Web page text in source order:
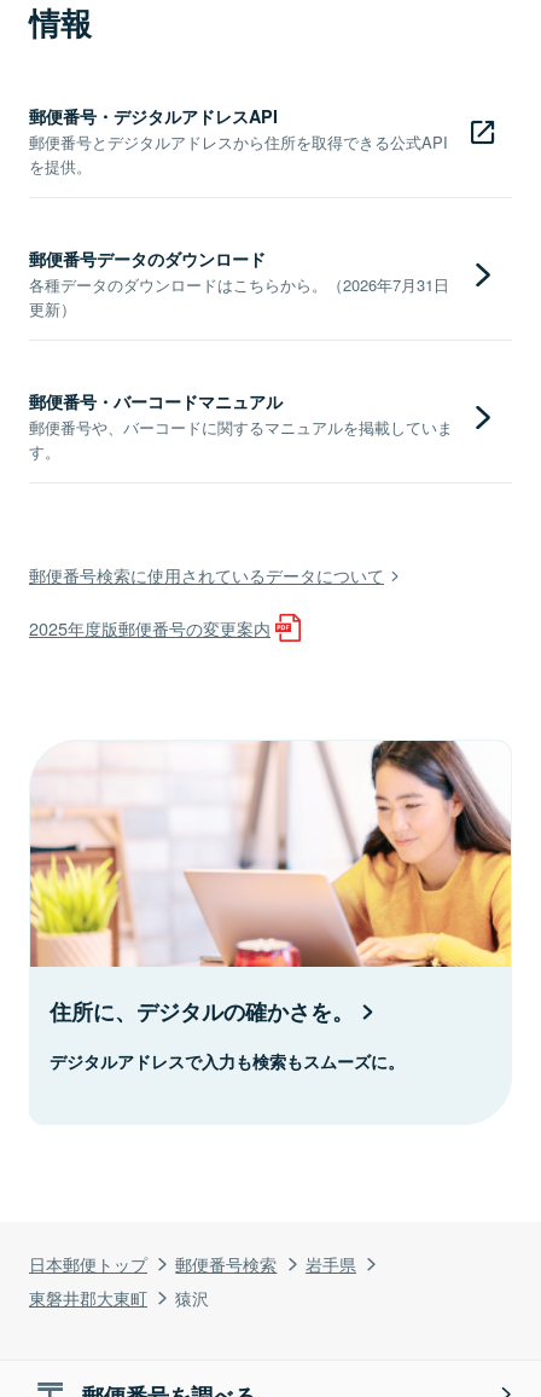
日本郵便トップ 郵便番号検索
岩手県
東磐井郡大東町
猿沢
情報
郵便番号・デジタルアドレスAPI
郵便番号とデジタルアドレスから住所を取得できる公式API
を提供。
郵便番号データのダウンロード
各種データのダウンロードはこちらから。（2026年7月31日
更新）
郵便番号・バーコードマニュアル
郵便番号や、バーコードに関するマニュアルを掲載していま
す。
郵便番号検索に使用されているデータについて
2025年度版郵便番号の変更案内
住所に、デジタルの確かさを。
デジタルアドレスで入力も検索もスムーズに。